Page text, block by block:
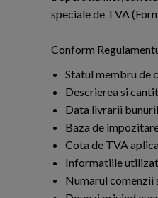
speciale de TVA
Conform
Statul membru de
Descrierea si
Data livrarii
Baza de
Cota de TVA
Informatiile
Numarul comenzii